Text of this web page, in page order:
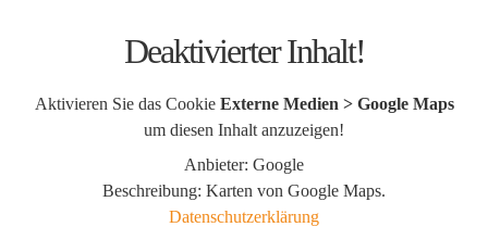
Deaktivierter Inhalt!
Aktivieren Sie das Cookie Externe Medien > Google Maps
um diesen Inhalt anzuzeigen!
Anbieter: Google
Beschreibung: Karten von Google Maps.
Datenschutzerklärung